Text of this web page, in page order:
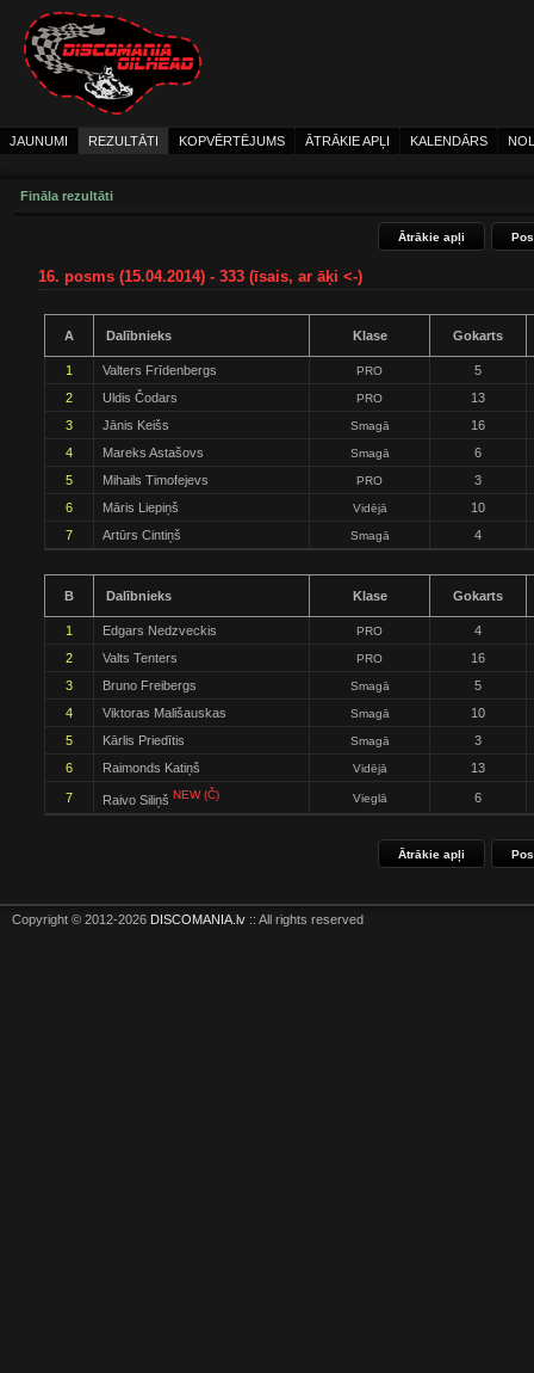
JAUNUMI REZULTĀTI KOPVĒRTĒJUMS ĀTRĀKIE APĻI KALENDĀRS
Fināla rezultāti
Ātrākie apļi
16. posms (15.04.2014) - 333 (īsais, ar āķi <-)
A Dalībnieks Klase Gokarts
1 Valters Frīdenbergs PRO
5
2
Uldis Čodars PRO
13
3
Jānis Keišs Smagā
16
4
Mareks Astašovs Smagā
6
5
Mihails Timofejevs PRO
3
6
Māris Liepiņš Vidējā
10
7
Artūrs Cintiņš Smagā 4
B Dalībnieks Klase Gokarts
1 Edgars Nedzveckis PRO
4
2
Valts Tenters PRO
16
3
Bruno Freibergs Smagā
5
4
Viktoras Mališauskas Smagā
10
5
Kārlis Priedītis Smagā
3
6
Raimonds Katiņš Vidējā 13
7 Raivo Siliņš NEW (Č) Vieglā 6
Ātrākie apļi
Copyright © 2012-2026 DISCOMANIA.lv :: All rights reserved